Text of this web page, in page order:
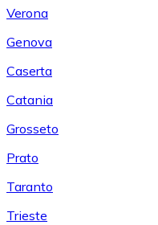
Verona
Genova
Caserta
Catania
Grosseto
Prato
Taranto
Trieste